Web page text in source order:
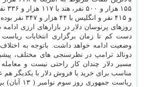
و ۴۱۵ نفر و انگلیس با ۴۴ هزار و ۳۴۷ نفر بوده است.
روزهای پرنوسان دلار در بازارهای ارزی
دست کم تا زمان برگزاری انتخابات ریاست
وضعیت ادامه خواهد داشت. باتوجه به
دونالد ترامپ در نظرسنجی های مختلف،
مسیر دلار چندان کار راحتی نیست و
مناسب برای خرید یا فروش دلار با یکدیگر هم
ریاست جمهوری